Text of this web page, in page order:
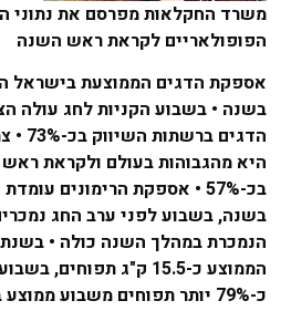
משרד החקלאות מפרסם את נתוני
הפופולאריים לקראת ראש השנה
בשנה • בשבוע הקניות לחג עולה
היא מהגבוהות בעולם ולקראת
הממוצע כ-15.5 ק"ג
כ-79% יותר תפוחים משבוע ממוצע במהלך ימות השנה